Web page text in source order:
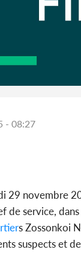
- 08:27
29 novembre
de service,
s Zossonkoi
suspects et